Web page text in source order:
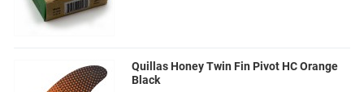
Quillas Honey Twin Fin Pivot HC Orange
Black